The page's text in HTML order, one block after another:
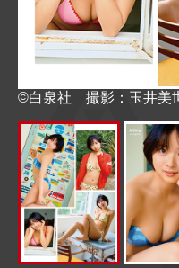
©白泉社 撮影：玉井美